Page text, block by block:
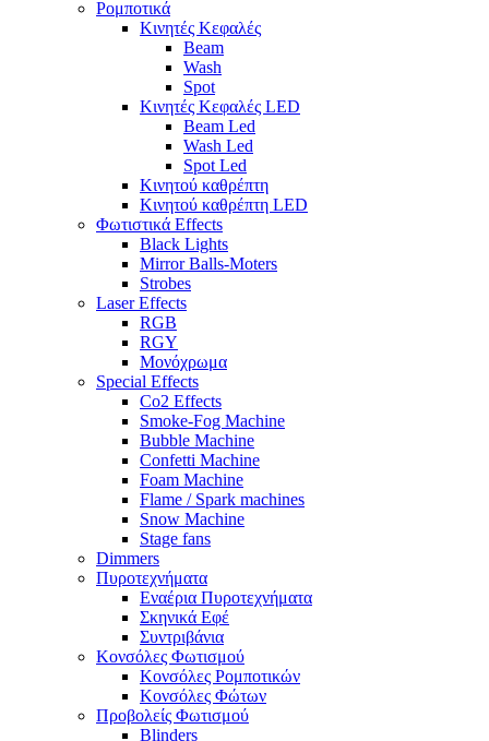
Ρομποτικά
Κινητές Κεφαλές
Beam
Wash
Spot
Κινητές Κεφαλές LED
Beam Led
Wash Led
Spot Led
Κινητού καθρέπτη
Κινητού καθρέπτη LED
Φωτιστικά Effects
Black Lights
Mirror Balls-Moters
Strobes
Laser Effects
RGB
RGY
Μονόχρωμα
Special Effects
Co2 Effects
Smoke-Fog Machine
Bubble Machine
Confetti Machine
Foam Machine
Flame / Spark machines
Snow Machine
Stage fans
Dimmers
Πυροτεχνήματα
Εναέρια Πυροτεχνήματα
Σκηνικά Εφέ
Συντριβάνια
Κονσόλες Φωτισμού
Κονσόλες Ρομποτικών
Κονσόλες Φώτων
Προβολείς Φωτισμού
Blinders